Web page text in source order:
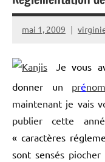
mai 1, 2009
Je vous
donner un pré
maintenant je vais
publier cette
« caractères
sont sensés